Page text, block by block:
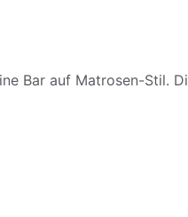
Bar auf Matrosen-Stil.